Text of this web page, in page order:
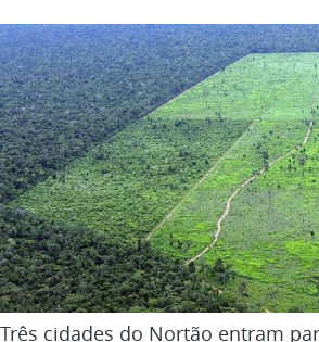
Três cidades do Nortão entram